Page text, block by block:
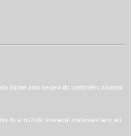
žádné auto nevjelo do protisměru závodní
4x a muži 8x. Poslední zmiňovaní tedy jeli